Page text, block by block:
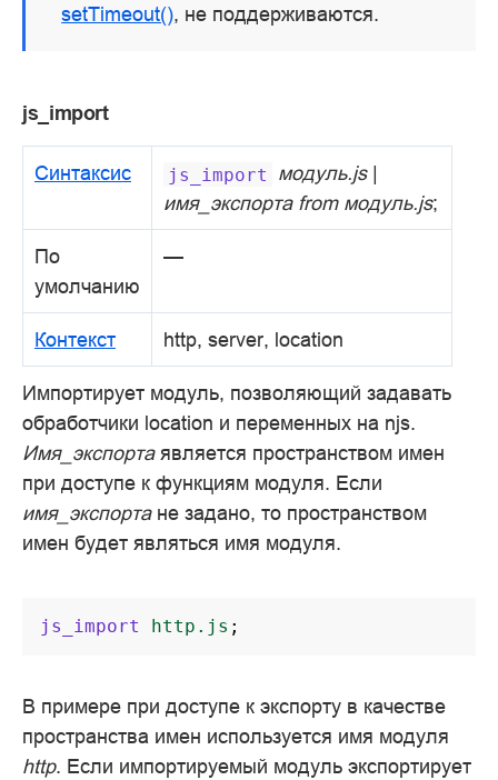
setTimeout(), не поддерживаются.
js_import
Синтаксис js_import модуль.js|
имя_экспорта from модуль.js;
По
умолчанию
—
Контекст http, server, location
Импортирует модуль, позволяющий задавать
обработчики location и переменных на njs.
Имя_экспортаявляется пространством имен
при доступе к функциям модуля. Если
имя_экспортане задано, то пространством
имен будет являться имя модуля.
js_import http.js ;
В примере при доступе к экспорту в качестве
пространства имен используется имя модуля
http. Если импортируемый модуль экспортирует